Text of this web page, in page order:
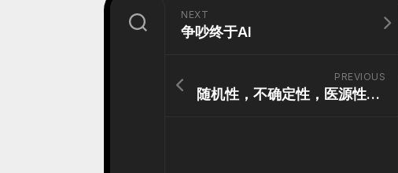
NEXT
争吵终于AI
PREVIOUS
随机性，不确定性，医源性伤害